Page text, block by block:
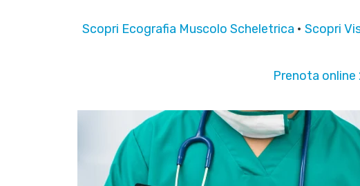
Scopri Ecografia Muscolo Scheletrica • Scopri
Prenota